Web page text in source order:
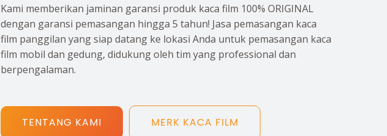
Kami memberikan jaminan garansi produk kaca film 100% ORIGINAL
dengan garansi pemasangan hingga 5 tahun! Jasa pemasangan kaca
film panggilan yang siap datang ke lokasi Anda untuk pemasangan kaca
film mobil dan gedung, didukung oleh tim yang professional dan
berpengalaman.
TENTANG KAMI MERK KACA FILM